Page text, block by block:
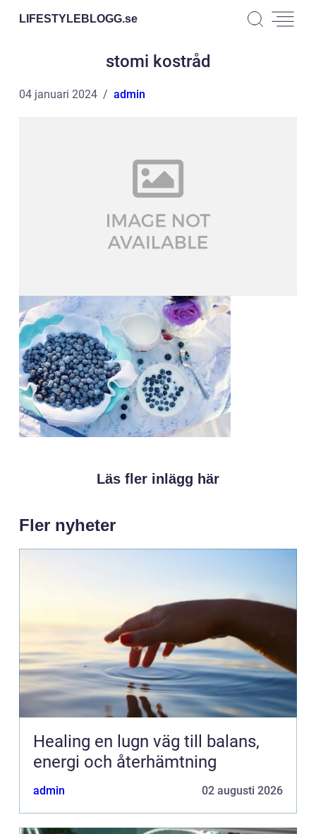
LIFESTYLEBLOGG.se
stomi kostråd
04 januari 2024 admin
Läs fler inlägg här
Fler nyheter
Healing en lugn väg till balans,
energi och återhämtning
admin 02 augusti 2026